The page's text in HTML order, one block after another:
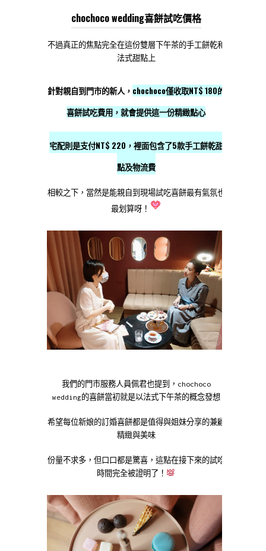
chochoco wedding喜餅試吃價格
不過真正的焦點完全在這份雙層下午茶的手工餅乾和
法式甜點上
針對親自到門市的新人， chochoco僅收取NT$ 180的
喜餅試吃費用，就會提供這一份精緻點心
宅配則是支付NT$ 220，裡面包含了5款手工餅乾甜
點及物流費
相較之下，當然是能親自到現場試吃喜餅最有氣氛也
最划算呀！
我們的門市服務人員佩君也提到，chochoco
wedding的喜餅當初就是以法式下午茶的概念發想
希望每位新娘的訂婚喜餅都是值得與姐妹分享的兼顧
精緻與美味
份量不求多，但口口都是驚喜，這點在接下來的試吃
時間完全被證明了！